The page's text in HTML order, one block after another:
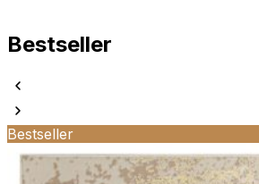
Bestseller
Bestseller